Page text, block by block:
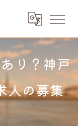
り？神戸
人の募集